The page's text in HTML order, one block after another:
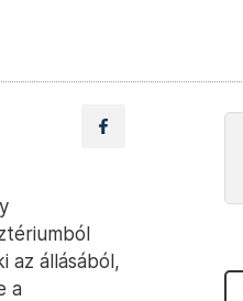
az állásából,
a